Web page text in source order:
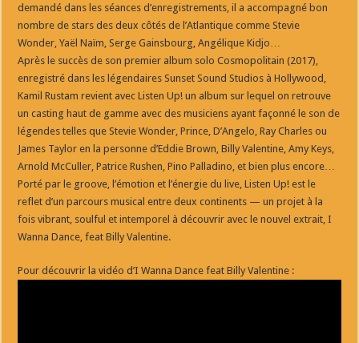
demandé dans les séances d’enregistrements, il a accompagné bon
nombre de stars des deux côtés de l’Atlantique comme Stevie
Wonder, Yaël Naïm, Serge Gainsbourg, Angélique Kidjo…
Après le succès de son premier album solo Cosmopolitain (2017),
enregistré dans les légendaires Sunset Sound Studios à Hollywood,
Kamil Rustam revient avec Listen Up! un album sur lequel on retrouve
un casting haut de gamme avec des musiciens ayant façonné le son de
légendes telles que Stevie Wonder, Prince, D’Angelo, Ray Charles ou
James Taylor en la personne d’Eddie Brown, Billy Valentine, Amy Keys,
Arnold McCuller, Patrice Rushen, Pino Palladino, et bien plus encore…
Porté par le groove, l’émotion et l’énergie du live, Listen Up! est le
reflet d’un parcours musical entre deux continents — un projet à la
fois vibrant, soulful et intemporel à découvrir avec le nouvel extrait, I
Wanna Dance, feat Billy Valentine.
Pour découvrir la vidéo d’I Wanna Dance feat Billy Valentine :